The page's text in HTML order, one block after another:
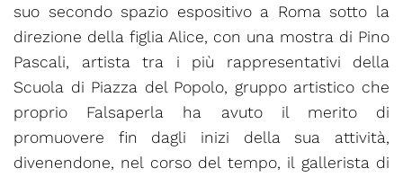
suo secondo spazio espositivo a Roma sotto la
direzione della figlia Alice, con una mostra di Pino
Pascali, artista tra i più rappresentativi della
Scuola di Piazza del Popolo, gruppo artistico che
proprio Falsaperla ha avuto il merito di
promuovere fin dagli inizi della sua attività,
divenendone, nel corso del tempo, il gallerista di